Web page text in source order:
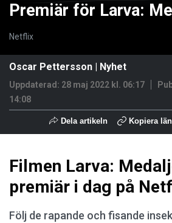
Premiär för Larva:
Netflix
Oscar Pettersson | Nyhet
Uppdaterad: 28 maj 2022 kl. 06:17
14:08
Dela artikeln Kopiera
Filmen Larva:
premiär i dag på
Följ de rapande och fisande